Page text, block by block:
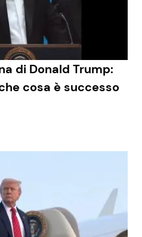
Fiction e Serie TV
Programmi TV
Reality e Talent
Social News
News dal mondo
di Donald Trump:
cosa è successo